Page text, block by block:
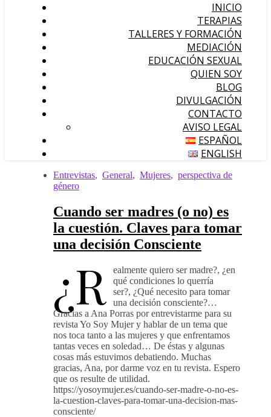
INICIO
TERAPIAS
TALLERES Y FORMACIÓN
MEDIACIÓN
EDUCACIÓN SEXUAL
QUIEN SOY
BLOG
DIVULGACIÓN
CONTACTO
AVISO LEGAL
ESPAÑOL
ENGLISH
Entrevistas, General, Mujeres, perspectiva de
género
Cuando ser madres (o no) es
la cuestión. Claves para tomar
una decisión Consciente
¿R
ealmente quiero ser madre?, ¿en
qué condiciones lo querría
ser?, ¿Qué necesito para tomar
una decisión consciente?…
Gracias a Ana Porras por entrevistarme para su
revista Yo Soy Mujer y hablar de un tema que
nos toca tanto a las mujeres y que enfrentamos
tantas veces en soledad… De éstas y algunas
cosas más estuvimos debatiendo. Muchas
gracias, Ana, por darme voz en tu revista. Espero
que os resulte de utilidad.
https://yosoymujer.es/cuando-ser-madre-o-no-es-
la-cuestion-claves-para-tomar-una-decision-mas-
consciente/